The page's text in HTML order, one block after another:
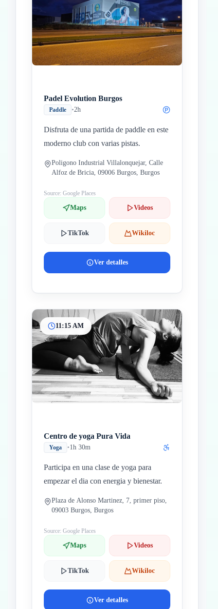
InicioParadas intermedias
Final
Padel Evolution Burgos
Paddle •2h
Disfruta de una partida de paddle en este
moderno club con varias pistas.
Poligono Industrial Villalonquejar, Calle
Alfoz de Bricia, 09006 Burgos, Burgos
Source: Google Places
Maps Videos
TikTok Wikiloc
Ver detalles
11:15 AM
Centro de yoga Pura Vida
Yoga •1h 30m
Participa en una clase de yoga para
empezar el dia con energia y bienestar.
Plaza de Alonso Martinez, 7, primer piso,
09003 Burgos, Burgos
Source: Google Places
Maps Videos
TikTok Wikiloc
Ver detalles